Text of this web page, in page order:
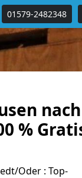
01579-2482348
nach
%
Oder : Top-